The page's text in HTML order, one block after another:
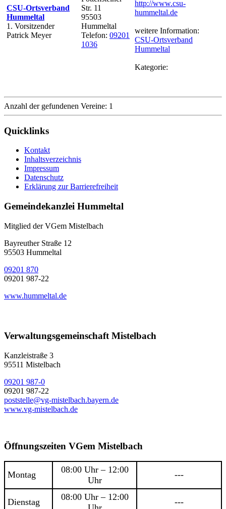
CSU-Ortsverband
Hummeltal
1. Vorsitzender
Patrick Meyer
Str. 11
95503
Hummeltal
Telefon: 09201
1036
http://www.csu-
hummeltal.de
weitere Information:
CSU-Ortsverband
Hummeltal
Kategorie:
Anzahl der gefundenen Vereine: 1
Quicklinks
Kontakt
Inhaltsverzeichnis
Impressum
Datenschutz
Erklärung zur Barrierefreiheit
Gemeindekanzlei Hummeltal
Mitglied der VGem Mistelbach
Bayreuther Straße 12
95503 Hummeltal
09201 870
09201 987-22
www.hummeltal.de
Verwaltungsgemeinschaft Mistelbach
Kanzleistraße 3
95511 Mistelbach
09201 987-0
09201 987-22
poststelle@vg-mistelbach.bayern.de
www.vg-mistelbach.de
Öffnungszeiten VGem Mistelbach
Montag
08:00 Uhr – 12:00
Uhr
---
Dienstag
08:00 Uhr – 12:00
---